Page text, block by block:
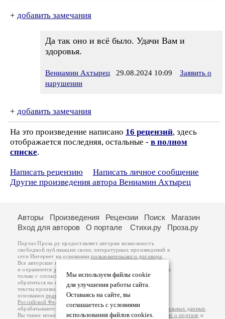
+ добавить замечания
Да так оно и всё было. Удачи Вам и
здоровья.
Вениамин Ахтырец 29.08.2024 10:09
Заявить о
нарушении
+ добавить замечания
На это произведение написано 16 рецензий, здесь
отображается последняя, остальные - в полном
списке.
Написать рецензию
Написать личное сообщение
Другие произведения автора Вениамин Ахтырец
Мы используем файлы cookie
для улучшения работы сайта.
Оставаясь на сайте, вы
соглашаетесь с условиями
использования файлов cookies.
Авторы Произведения Рецензии Поиск
Магазин
Вход для авторов
О портале Стихи.ру Проза.ру
Портал Проза.ру предоставляет авторам возможность
свободной публикации своих литературных произведений в
сети Интернет на основаниипользовательского договора
Все авторские права на произведения принадлежат авторам
и охраняются законом
. Перепечатка произведений возможна
только с согласия его автора, к которому вы можете
обратиться на его авторской странице. Ответственность за
тексты произведений авторы несут самостоятельно на
основанииправил публикацииизаконодательства
Российской Федерации
обрабатываются на основанииПолитики обработки персональных данных
Вы также можете посмотреть более подробнуюинформацию о портале и